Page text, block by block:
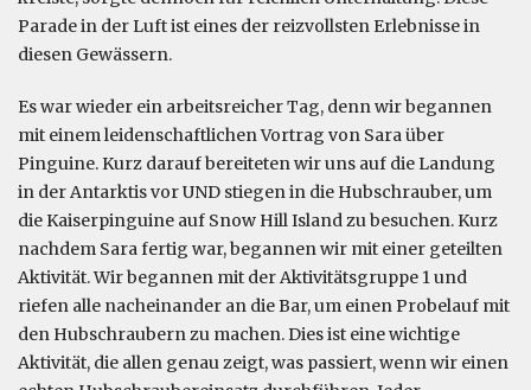
Parade in der Luft ist eines der reizvollsten Erlebnisse in
diesen Gewässern.
Es war wieder ein arbeitsreicher Tag, denn wir begannen
mit einem leidenschaftlichen Vortrag von Sara über
Pinguine. Kurz darauf bereiteten wir uns auf die Landung
in der Antarktis vor UND stiegen in die Hubschrauber, um
die Kaiserpinguine auf Snow Hill Island zu besuchen. Kurz
nachdem Sara fertig war, begannen wir mit einer geteilten
Aktivität. Wir begannen mit der Aktivitätsgruppe 1 und
riefen alle nacheinander an die Bar, um einen Probelauf mit
den Hubschraubern zu machen. Dies ist eine wichtige
Aktivität, die allen genau zeigt, was passiert, wenn wir einen